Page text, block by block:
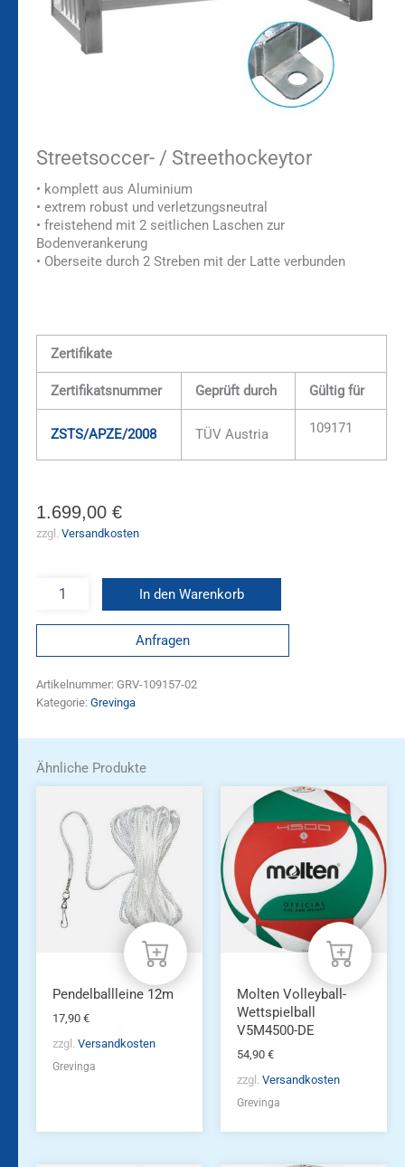
Streetsoccer- / Streethockeytor
• komplett aus Aluminium
• extrem robust und verletzungsneutral
• freistehend mit 2 seitlichen Laschen zur
Bodenverankerung
• Oberseite durch 2 Streben mit der Latte verbunden
ZSTS/APZE/2008 TÜV Austria 109171
Zertifikate
Zertifikatsnummer Geprüft durch Gültig für
1.699,00 €
zzgl. Versandkosten
In den Warenkorb
Anfragen
Artikelnummer: GRV-109157-02
Kategorie: Grevinga
Ähnliche Produkte
Pendelballleine 12m
17,90 €
zzgl. Versandkosten
Grevinga
Molten Volleyball-
Wettspielball
V5M4500-DE
54,90 €
zzgl. Versandkosten
Grevinga